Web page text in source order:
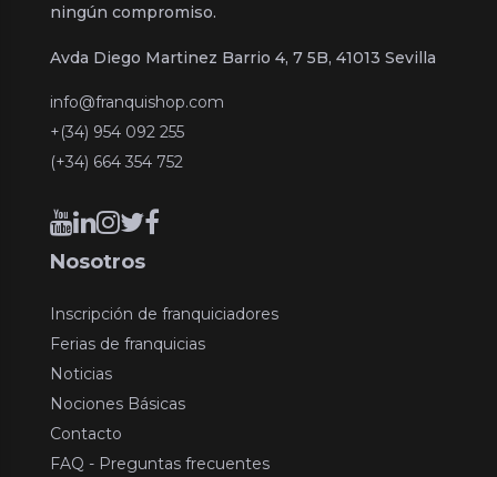
ningún compromiso.
Avda Diego Martinez Barrio 4, 7 5B, 41013 Sevilla
info@franquishop.com
+(34) 954 092 255
(+34) 664 354 752
Nosotros
Inscripción de franquiciadores
Ferias de franquicias
Noticias
Nociones Básicas
Contacto
FAQ - Preguntas frecuentes